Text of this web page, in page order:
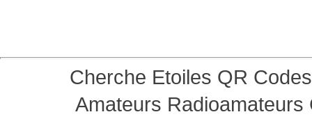
Cherche Etoiles QR Codes
Amateurs Radioamateurs